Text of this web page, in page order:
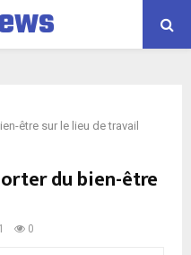
être sur le lieu de travail
du bien-être
1 0